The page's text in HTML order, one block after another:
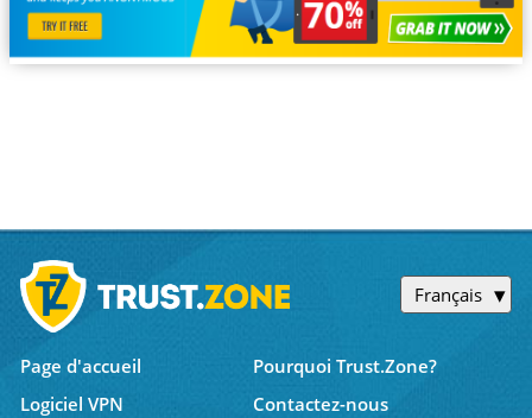
Français
Page d'accueil
Pourquoi Trust.Zone?
Logiciel VPN
Contactez-nous